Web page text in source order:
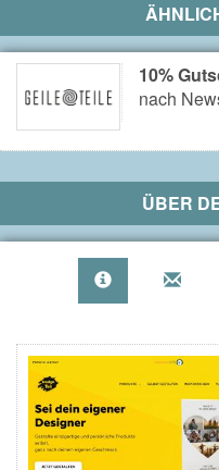
10%
nach
ÜBER